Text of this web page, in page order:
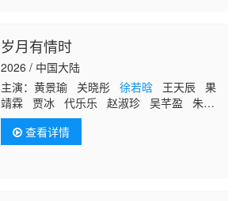
岁月有情时
2026 / 中国大陆
主演：黄景瑜 关晓彤 徐若晗王天辰 果
靖霖 贾冰 代乐乐 赵淑珍 吴芊盈 朱俊
麟 叶浏 孙茜 王策 艾丽娅 赵阳 赵志伟
查看详情